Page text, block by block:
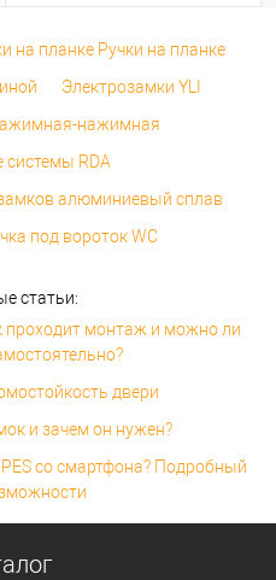
на планке Ручки на планке
Электрозамки YLI
нажимная
RDA
алюминиевый сплав
под вороток WC
статьи:
проходит монтаж и можно ли
двери
и зачем он нужен?
со смартфона? Подробный